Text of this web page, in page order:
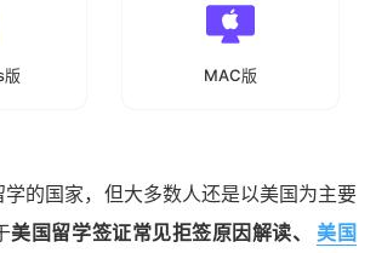
MAC版
学的国家，但大多数人还是以美国为主要
美国留学签证常见拒签原因解读、
美国